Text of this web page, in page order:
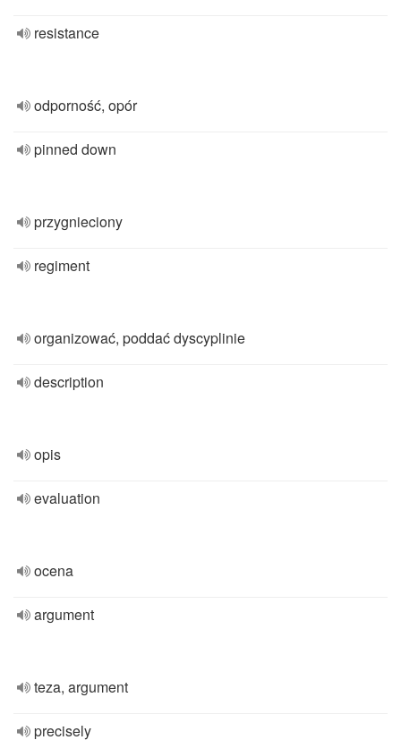
resistance
odporność, opór
pinned down
przygnieciony
regiment
organizować, poddać dyscyplinie
description
opis
evaluation
ocena
argument
teza, argument
precisely